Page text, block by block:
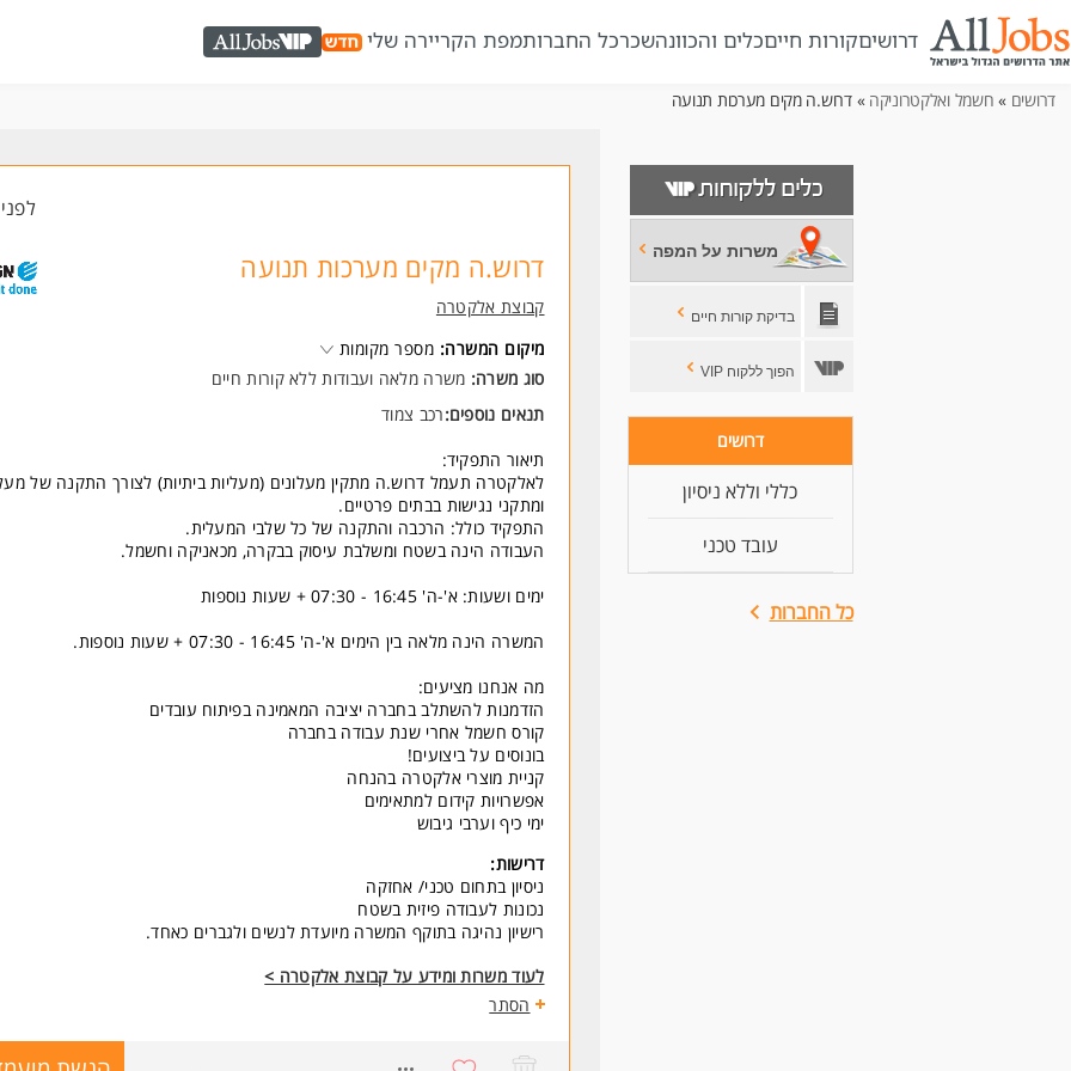
דרושיםקורות חייםכלים והכוונהשכרכל החברותמפת הקריירה שלי AllJobs VIP
דרושים » חשמל ואלקטרוניקה » דרוש.ה מקים מערכות תנועה
משרות על המפה
בדיקת קורות חיים
הפוך ללקוח VIP
דרושים
כללי וללא ניסיון
עובד טכני
כל החברות
לפני 1 שעות
דרוש.ה מקים מערכות תנועה
קבוצת אלקטרה
מיקום המשרה: מספר מקומות
סוג משרה: משרה מלאה ועבודות ללא קורות חיים
תנאים נוספים:רכב צמוד
תיאור התפקיד:
לאלקטרה תעמל דרוש.ה מתקין מעלונים (מעליות ביתיות) לצורך התקנה של
ומתקני נגישות בבתים פרטיים.
התפקיד כולל: הרכבה והתקנה של כל שלבי המעלית.
העבודה הינה בשטח ומשלבת עיסוק בבקרה, מכאניקה וחשמל.
ימים ושעות: א'-ה' 16:45 - 07:30 + שעות נוספות
המשרה הינה מלאה בין הימים א'-ה' 16:45 - 07:30 + שעות נוספות.
מה אנחנו מציעים:
הזדמנות להשתלב בחברה יציבה המאמינה בפיתוח עובדים
קורס חשמל אחרי שנת עבודה בחברה
בונוסים על ביצועים!
קניית מוצרי אלקטרה בהנחה
אפשרויות קידום למתאימים
ימי כיף וערבי גיבוש
דרישות:
ניסיון בתחום טכני/ אחזקה
נכונות לעבודה פיזית בשטח
רישיון נהיגה בתוקף המשרה מיועדת לנשים ולגברים כאחד.
לעוד משרות ומידע על קבוצת אלקטרה >
הסתר